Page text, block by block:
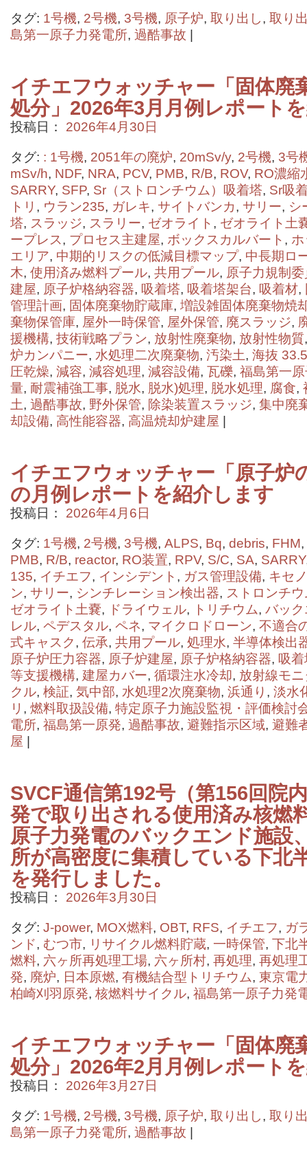
タグ: 1号機, 2号機, 3号機, 原子炉, 取り出し, 取り
島第一原子力発電所, 過酷事故
イチエフウォッチャー「固体廃
処分」2026年3月月例レポート
投稿日： 2026年4月30日
タグ: : 1号機, 2051年の廃炉, 20mSv/y, 2号機, 3号
mSv/h, NDF, NRA, PCV, PMB, R/B, ROV, RO濃縮
SARRY, SFP, Sr（ストロンチウム）吸着塔, Sr吸
トリ , ウラン235, ガレキ, サイトバンカ, サリー, シ
塔, スラッジ, スラリー, ゼオライト , ゼオライト土
ープレス, プロセス主建屋, ボックスカルバート ,
エリア, 中期的リスクの低減目標マップ, 中長期ロ
木, 使用済み燃料プール, 共用プール, 原子力規制
建屋, 原子炉格納容器, 吸着塔, 吸着塔架台, 吸着材,
管理計画, 固体廃棄物貯蔵庫, 増設雑固体廃棄物焼
棄物保管庫, 屋外一時保管, 屋外保管, 廃スラッジ,
援機構, 技術戦略プラン, 放射性廃棄物, 放射性物質
炉カンパニー, 水処理二次廃棄物, 汚染土, 海抜
圧乾燥, 減容, 減容処理, 減容設備, 瓦礫, 福島第一
量, 耐震補強工事, 脱水, 脱水)処理, 脱水処理, 腐食,
土, 過酷事故, 野外保管, 除染装置スラッジ, 集中廃
却設備, 高性能容器, 高温焼却炉建屋
イチエフウォッチャー「原子炉
の月例レポートを紹介します
投稿日： 2026年4月6日
タグ: 1号機, 2号機, 3号機, ALPS, Bq, debris, FHM,
PMB, R/B, reactor, RO装置, RPV, S/C, SA, SARRY
135, イチエフ, インシデント , ガス管理設備, キセ
ン, サリー, シンチレーション検出器, ストロンチ
ゼオライト⼟嚢, ドライウェル, トリチウム, バッ
レル, ペデスタル, ペネ, マイクロドローン, 不適合
式キャスク, 伝承, 共用プール, 処理水, 半導体検出
原子炉圧力容器, 原子炉建屋, 原子炉格納容器, 吸
等支援機構, 建屋カバー, 循環注水冷却, 放射線モニ
クル, 検証, 気中部, 水処理2次廃棄物, 浜通り , 淡水
リ , 燃料取扱設備, 特定原子力施設監視・評価検討
電所, 福島第一原発, 過酷事故, 避難指示区域, 避難
屋
SVCF通信第192号（第156回院
発で取り出される使用済み核燃
原子力発電のバックエンド施設
所が高密度に集積している下北
を発行しました。
投稿日： 2026年3月30日
タグ: J-power, MOX燃料, OBT, RFS, イチエフ, ガ
ンド, むつ市, リサイクル燃料貯蔵, 一時保管, 下北
燃料, 六ヶ所再処理工場, 六ヶ所村, 再処理, 再処理
発, 廃炉, 日本原燃, 有機結合型トリチウム, 東京電
柏崎刈羽原発, 核燃料サイクル, 福島第一原子力発
イチエフウォッチャー「固体廃
処分」2026年2月月例レポート
投稿日： 2026年3月27日
タグ: 1号機, 2号機, 3号機, 原子炉, 取り出し, 取り
島第一原子力発電所, 過酷事故